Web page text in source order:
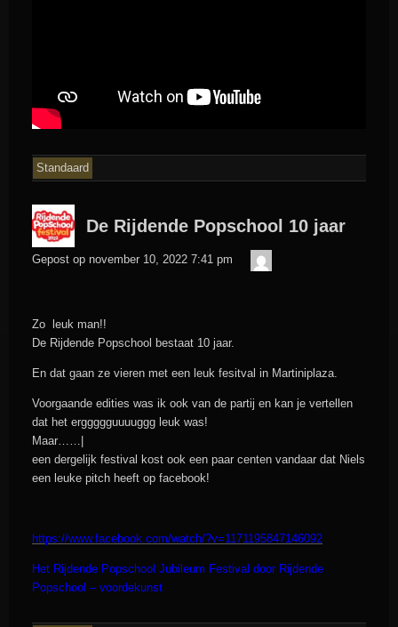
Standaard
De Rijdende Popschool 10 jaar
Gepost op november 10, 2022 7:41 pm
Zo leuk man!!
De Rijdende Popschool bestaat 10 jaar.
En dat gaan ze vieren met een leuk fesitval in Martiniplaza.
Voorgaande edities was ik ook van de partij en kan je vertellen
dat het erggggguuuuggg leuk was!
Maar……|
een dergelijk festival kost ook een paar centen vandaar dat Niels
een leuke pitch heeft op facebook!
https://www.facebook.com/watch/?v=1171195847146092
Het Rijdende Popschool Jubileum Festival door Rijdende
Popschool – voordekunst